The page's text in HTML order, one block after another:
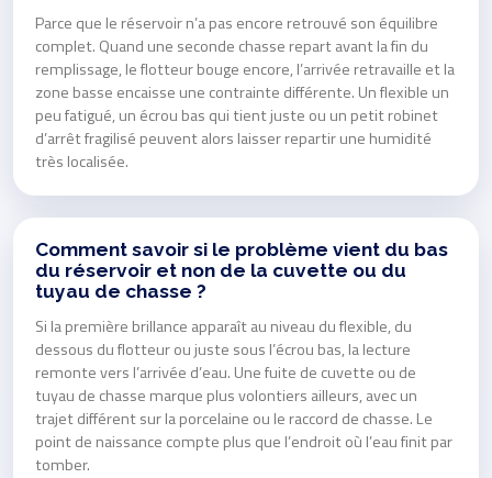
Parce que le réservoir n’a pas encore retrouvé son équilibre
complet. Quand une seconde chasse repart avant la fin du
remplissage, le flotteur bouge encore, l’arrivée retravaille et la
zone basse encaisse une contrainte différente. Un flexible un
peu fatigué, un écrou bas qui tient juste ou un petit robinet
d’arrêt fragilisé peuvent alors laisser repartir une humidité
très localisée.
Comment savoir si le problème vient du bas
du réservoir et non de la cuvette ou du
tuyau de chasse ?
Si la première brillance apparaît au niveau du flexible, du
dessous du flotteur ou juste sous l’écrou bas, la lecture
remonte vers l’arrivée d’eau. Une fuite de cuvette ou de
tuyau de chasse marque plus volontiers ailleurs, avec un
trajet différent sur la porcelaine ou le raccord de chasse. Le
point de naissance compte plus que l’endroit où l’eau finit par
tomber.